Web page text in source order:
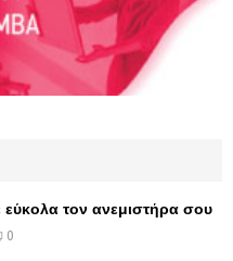
τον ανεμιστήρα σου
0